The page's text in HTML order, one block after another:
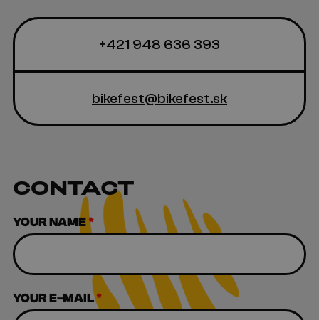
+421 948 636 393
bikefest@bikefest.sk
CONTACT
YOUR NAME*
YOUR E-MAIL*